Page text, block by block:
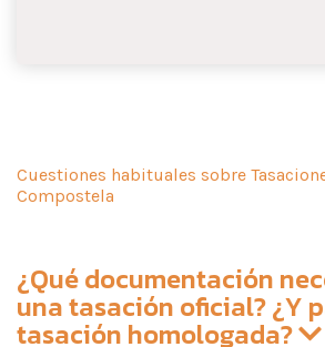
Cuestiones habituales sobre
Compostela
¿Qué documentación
una tasación oficial? ¿Y
tasación homologada?